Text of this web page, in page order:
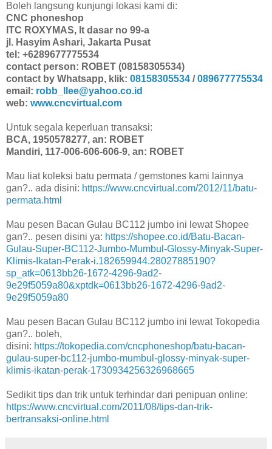
Boleh langsung kunjungi lokasi kami di:
CNC phoneshop
ITC ROXYMAS, lt dasar no 99-a
jl. Hasyim Ashari, Jakarta Pusat
tel: +6289677775534
contact person: ROBET (08158305534)
contact by Whatsapp, klik: 08158305534 /089677775534
email: robb_llee@yahoo.co.id
web: www.cncvirtual.com
Untuk segala keperluan transaksi:
BCA, 1950578277, an: ROBET
Mandiri, 117-006-606-606-9, an: ROBET
Mau liat koleksi batu permata / gemstones kami lainnya
gan?.. ada disini: https://www.cncvirtual.com/2012/11/batu-
permata.html
Mau pesen Bacan Gulau BC112 jumbo ini lewat Shopee
gan?.. pesen disini ya: https://shopee.co.id/Batu-Bacan-
Gulau-Super-BC112-Jumbo-Mumbul-Glossy-Minyak-Super-
Klimis-Ikatan-Perak-i.182659944.28027885190?
sp_atk=0613bb26-1672-4296-9ad2-
9e29f5059a80&xptdk=0613bb26-1672-4296-9ad2-
9e29f5059a80
Mau pesen Bacan Gulau BC112 jumbo ini lewat Tokopedia
gan?.. boleh,
disini: https://tokopedia.com/cncphoneshop/batu-bacan-
gulau-super-bc112-jumbo-mumbul-glossy-minyak-super-
klimis-ikatan-perak-1730934256326968665
Sedikit tips dan trik untuk terhindar dari penipuan online:
https://www.cncvirtual.com/2011/08/tips-dan-trik-
bertransaksi-online.html